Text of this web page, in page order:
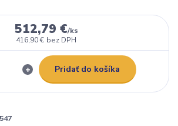
512,79 €/ks
416,90 € bez DPH
Pridať do košíka